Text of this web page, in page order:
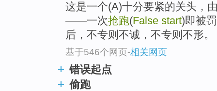
这是一个(A)十分要紧的关头，
——一次抢跑(False start)即被
后，不专则不诚，不专则不形。
基于546个网页-相关网页
错误起点
偷跑